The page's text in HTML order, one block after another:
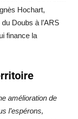
Hochart,
Doubs à l’ARS
finance la
amélioration de
l’espérons,